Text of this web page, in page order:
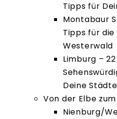
Tipps für
Montabaur
Tipps für
Westerwald
Limburg – 22
Deine
Von der Elbe
Nienburg/